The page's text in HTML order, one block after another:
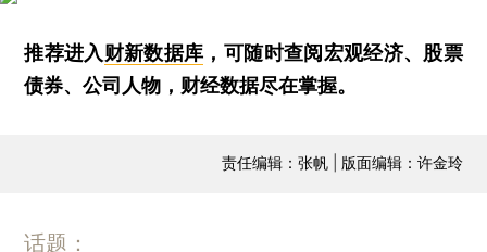
推荐进入财新数据库 ，可随时查阅宏观经济、股票
债券、公司人物，财经数据尽在掌握。
责任编辑：张帆 | 版面编辑：许金玲
话题：